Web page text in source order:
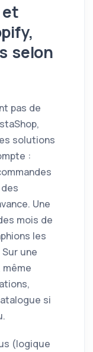
selon
pas de
solutions
:
Une
mois de
les
une
si
(logique